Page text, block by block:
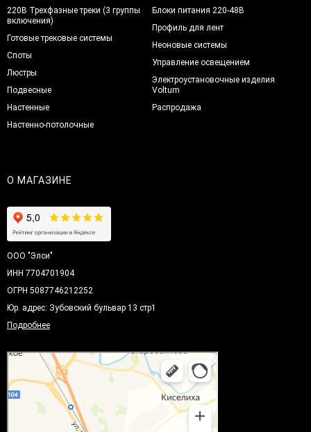
220В Трехфазные треки (3 группы
включения)
Готовые трековые системы
Споты
Люстры
Подвесные
Настенные
Настенно-потолочные
Блоки питания 220-48В
Профиль для лент
Неоновые системы
Управление освещением
Электроустановочные изделия
Voltum
Распродажа
О МАГАЗИНЕ
ООО "Элси"
ИНН 7704701904
ОГРН 5087746212252
Юр. адрес: Зубовский бульвар 13 стр1
Подробнее